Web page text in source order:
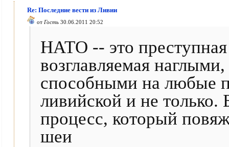
Re: Последние вести из Ливии
от Гость 30.06.2011 20:52
НАТО -- это преступная
возглавляемая
способными на любые
ливийской и не
процесс, который
шеи